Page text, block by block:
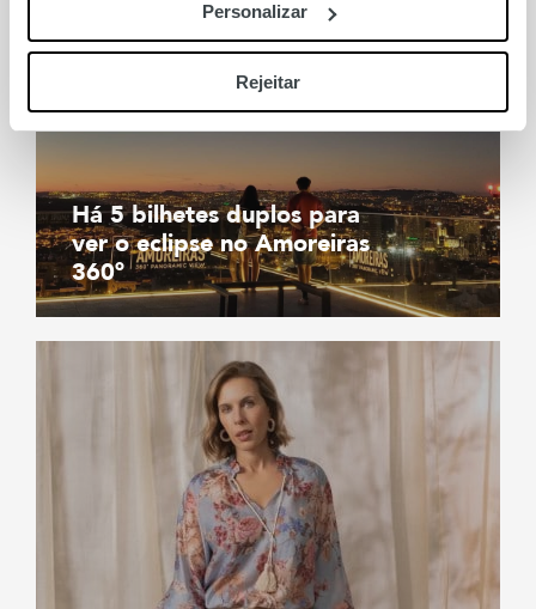
Personalizar
Rejeitar
Há 5 bilhetes duplos para
ver o eclipse no Amoreiras
360º